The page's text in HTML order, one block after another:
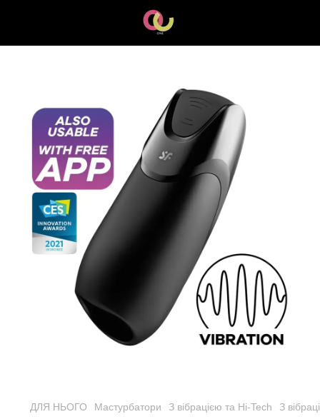
ДЛЯ НЬОГО Мастурбатори З вібрацією та Hi-Tech З